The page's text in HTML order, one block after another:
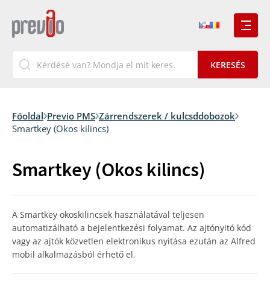
Főoldal Previo PMS Zárrendszerek / kulcsddobozok
Smartkey (Okos kilincs)
Smartkey (Okos kilincs)
A Smartkey okoskilincsek használatával teljesen
automatizálható a bejelentkezési folyamat. Az ajtónyitó kód
vagy az ajtók közvetlen elektronikus nyitása ezután az Alfred
mobil alkalmazásból érhető el.